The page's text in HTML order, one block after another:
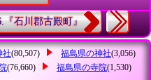
『石川郡古殿町』
社(80,507) 福島県の神社(3,056)
(76,660) 福島県の寺院(1,530)